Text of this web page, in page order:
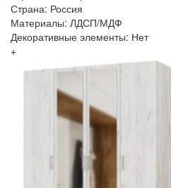
Страна: Россия
Материалы: ЛДСП/МДФ
Декоративные элементы: Нет
+